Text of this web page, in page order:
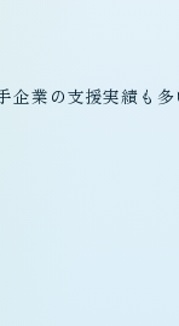
企業の支援実績も多